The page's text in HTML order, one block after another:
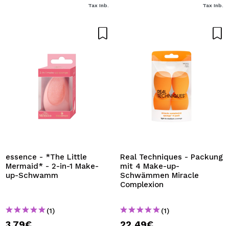
Tax Inb. Tax Inb.
essence - *The Little
Mermaid* - 2-in-1 Make-
up-Schwamm
(1)
Real Techniques - Packung
mit 4 Make-up-
Schwämmen Miracle
Complexion
(1)